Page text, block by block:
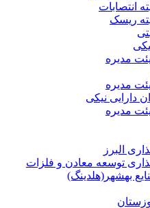
انتصابات
ریسک
مدیره
مدیره
دارایی نیکی
مدیره
البرز
توسعه معادن و فلزات
بهشهر(هلدینگ)